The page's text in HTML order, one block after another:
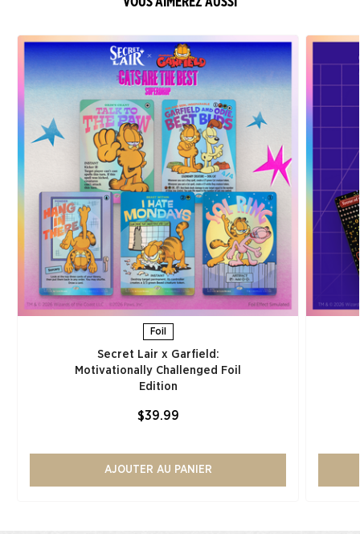
Foil
Secret Lair x Garfield:
Motivationally Challenged Foil
Edition​
$39.99
AJOUTER AU PANIER